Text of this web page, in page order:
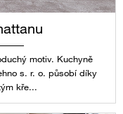
motiv. Kuchyně
s. r. o. působí díky
kře...